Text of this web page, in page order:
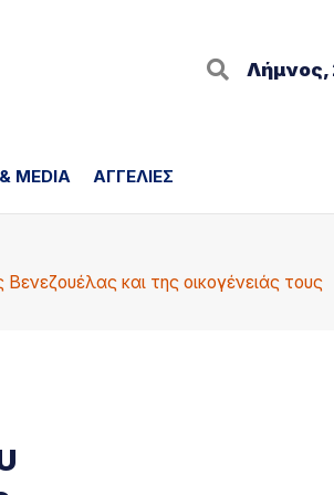
Λήμνος,
MEDIA ΑΓΓΕΛΙΕΣ
και της οικογένειάς τους